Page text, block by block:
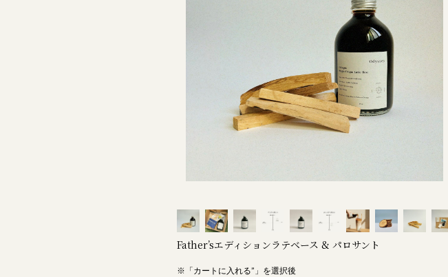
Father’sエディションラテベース & パロサント
※「カートに入れる”」を選択後